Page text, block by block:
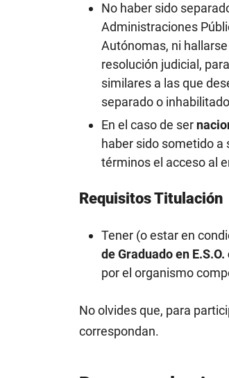
No haber sido
Administraciones
Autónomas, ni
resolución judicial,
similares a las que
separado o
En el caso de ser
haber sido sometido a
términos el acceso al
Requisitos Titulación
Tener (o estar en
de Graduado en
por el organismo
No olvides que, para
correspondan.